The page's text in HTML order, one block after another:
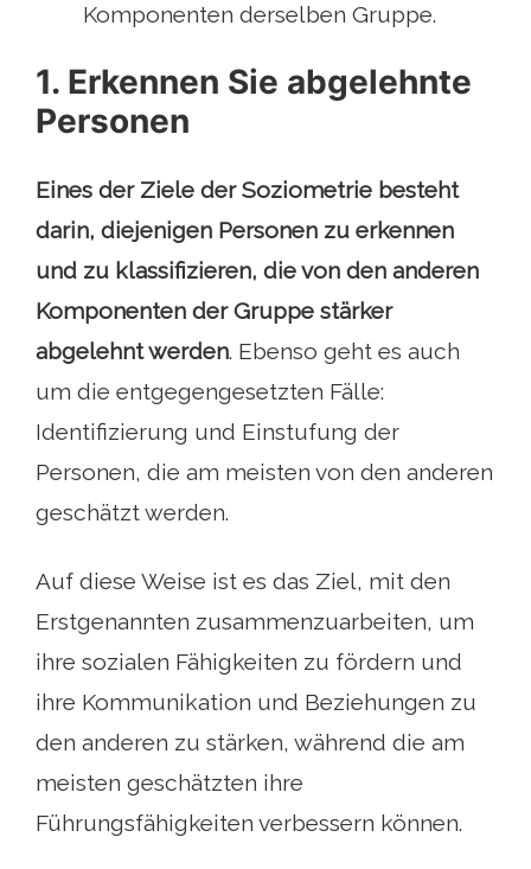
Komponenten derselben Gruppe.
1. Erkennen Sie abgelehnte
Personen
Eines der Ziele der Soziometrie besteht
darin, diejenigen Personen zu erkennen
und zu klassifizieren, die von den anderen
Komponenten der Gruppe stärker
abgelehnt werden. Ebenso geht es auch
um die entgegengesetzten Fälle:
Identifizierung und Einstufung der
Personen, die am meisten von den anderen
geschätzt werden.
Auf diese Weise ist es das Ziel, mit den
Erstgenannten zusammenzuarbeiten, um
ihre sozialen Fähigkeiten zu fördern und
ihre Kommunikation und Beziehungen zu
den anderen zu stärken, während die am
meisten geschätzten ihre
Führungsfähigkeiten verbessern können.